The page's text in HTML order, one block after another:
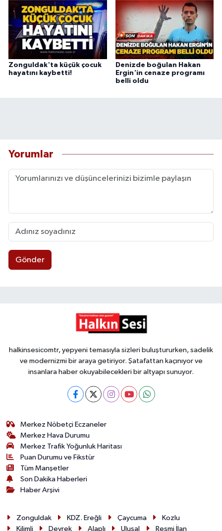
Zonguldak'ta küçük çocuk
hayatını kaybetti!
Denizde boğulan Hakan
Ergin'in cenaze programı
belli oldu
Yorumlar
Gönder
halkinsesicomtr, yepyeni temasıyla sizleri buluştururken, sadelik
ve modernizmi bir araya getiriyor. Şatafattan kaçınıyor ve
insanlara haber okuyabilecekleri bir altyapı sunuyor.
Merkez Nöbetçi Eczaneler
Merkez Hava Durumu
Merkez Trafik Yoğunluk Haritası
Puan Durumu ve Fikstür
Tüm Manşetler
Son Dakika Haberleri
Haber Arşivi
Zonguldak KDZ. Ereğli Çaycuma
Kozlu
Kilimli
Devrek Alaplı Ulusal Resmi İlan